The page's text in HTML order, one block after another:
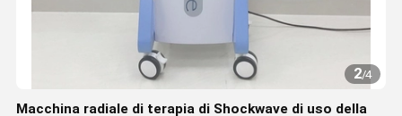
2/4
Macchina radiale di terapia di Shockwave di uso della